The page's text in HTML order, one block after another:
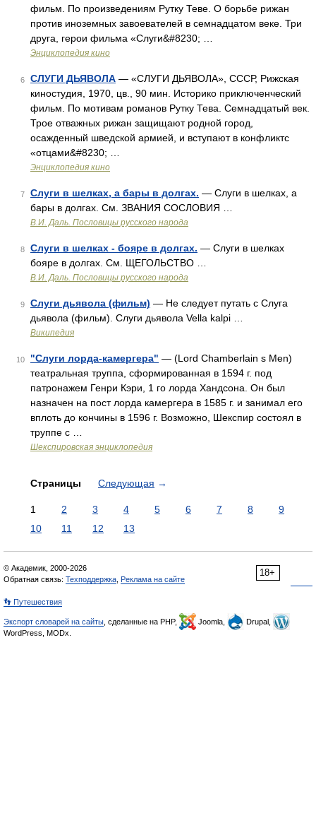
фильм. По произведениям Рутку Теве. О борьбе рижан
против иноземных завоевателей в семнадцатом веке. Три
друга, герои фильма «Слуги&#8230; …
Энциклопедия кино
6 СЛУГИ ДЬЯВОЛА — «СЛУГИ ДЬЯВОЛА», СССР, Рижская
киностудия, 1970, цв., 90 мин. Историко приключенческий
фильм. По мотивам романов Рутку Тева. Семнадцатый век.
Трое отважных рижан защищают родной город,
осажденный шведской армией, и вступают в конфликтс
«отцами&#8230; …
Энциклопедия кино
7 Слуги в шелках, а бары в долгах. — Слуги в шелках, а
бары в долгах. См. ЗВАНИЯ СОСЛОВИЯ …
В.И. Даль. Пословицы русского народа
8 Слуги в шелках - бояре в долгах. — Слуги в шелках
бояре в долгах. См. ЩЕГОЛЬСТВО …
В.И. Даль. Пословицы русского народа
9 Слуги дьявола (фильм) — Не следует путать с Слуга
дьявола (фильм). Слуги дьявола Vella kalpi …
Википедия
10 "Слуги лорда-камергера" — (Lord Chamberlain s Men)
театральная труппа, сформированная в 1594 г. под
патронажем Генри Кэри, 1 го лорда Хандсона. Он был
назначен на пост лорда камергера в 1585 г. и занимал его
вплоть до кончины в 1596 г. Возможно, Шекспир состоял в
труппе с …
Шекспировская энциклопедия
Страницы Следующая →
1 2 3 4 5 6 7 8
9
10
11 12 13
18+
© Академик, 2000-2026
Обратная связь: Техподдержка Реклама на сайте
👣 Путешествия
Экспорт словарей на сайты , сделанные на PHP, Joomla,
Drupal,
WordPress, MODx.